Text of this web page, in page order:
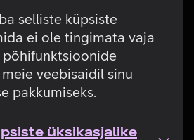
selliste küpsiste
ei ole tingimata vaja
veebisaidil sinu
pakkumiseks.
üksikasjalike
viga